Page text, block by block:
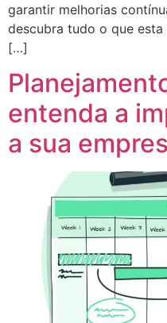
garantir melhorias
descubra tudo o que
[…]
entenda a
a sua